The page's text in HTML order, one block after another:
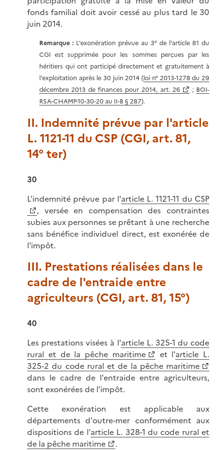
fonds familial doit avoir cessé au plus tard le 30
juin 2014.
Remarque : L'exonération prévue au 3° de l'article 81 du
CGI est supprimée pour les sommes perçues par les
héritiers qui ont participé directement et gratuitement à
l'exploitation après le 30 juin 2014 (loi n° 2013-1278 du 29
décembre 2013 de finances pour 2014, art. 26
; BOI-
RSA-CHAMP-10-30-20 au II-B § 287).
II. Indemnité prévue par l'article
L. 1121-11 du CSP (CGI, art. 81,
14° ter)
30
L'indemnité prévue par l'article L. 1121-11 du CSP
, versée en compensation des contraintes
subies aux personnes se prêtant à une recherche
sans bénéfice individuel direct, est exonérée de
l'impôt.
III. Prestations réalisées dans le
cadre de l'entraide entre
agriculteurs (CGI, art. 81, 15°)
40
Les prestations visées à l'article L. 325-1 du code
rural et de la pêche maritime
et l'article L.
325-2 du code rural et de la pêche maritime
dans le cadre de l'entraide entre agriculteurs,
sont exonérées de l'impôt.
Cette exonération est applicable aux
départements d'outre-mer conformément aux
dispositions de l'article L. 328-1 du code rural et
de la pêche maritime
.